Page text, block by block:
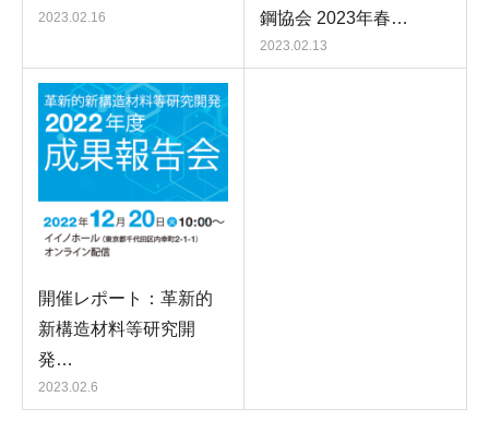
2023.02.16
鋼協会 2023年春…
2023.02.13
開催レポート：革新的
新構造材料等研究開
発…
2023.02.6